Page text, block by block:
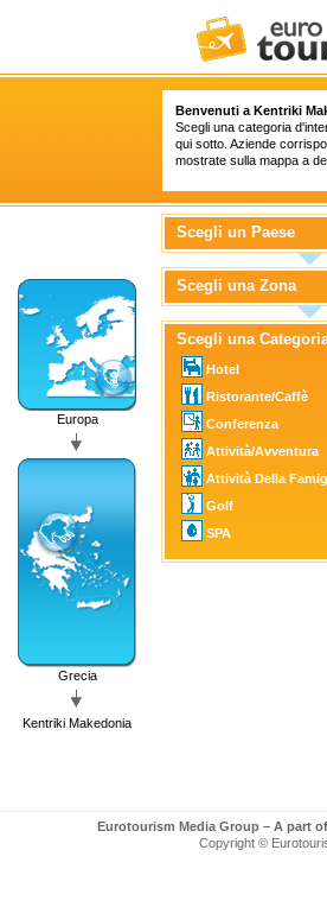
Benvenuti a Kentriki
Scegli una categoria
qui sotto. Aziende
mostrate sulla mappa a
Europa
Grecia
Kentriki Makedonia
Scegli un Paese
Scegli una Zona
Scegli una
Hotel
Ristorante/Caffè
Conferenza
Attività/Avventura
Attività Della
Golf
SPA
Eurotourism Media Group – A part
Copyright ©